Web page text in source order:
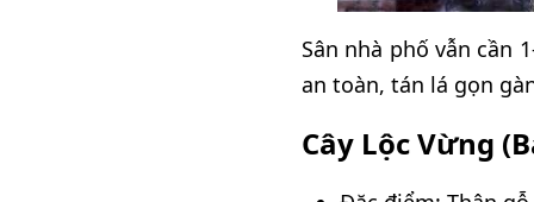
Sân nhà phố vẫn cần
an toàn, tán lá gọn
Cây Lộc Vừng